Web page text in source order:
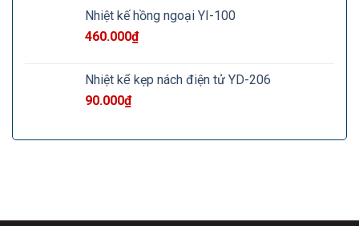
Nhiệt kế hồng ngoại YI-100
460.000₫
Nhiệt kế kẹp nách điện tử YD-206
90.000₫